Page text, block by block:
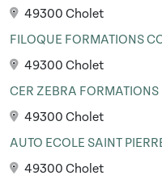
49300 Cholet
FILOQUE FORMATIONS
49300 Cholet
CER ZEBRA FORMATIONS
49300 Cholet
AUTO ECOLE SAINT
49300 Cholet